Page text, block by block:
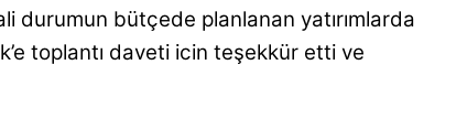
durumun bütçede planlanan yatırımlarda
toplantı daveti icin teşekkür etti ve